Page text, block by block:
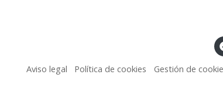
Aviso legal Política de cookies Gestión de